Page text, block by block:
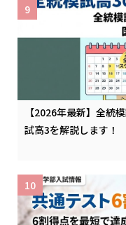
【2026年最新】全統
試高3を解説します！
9
10